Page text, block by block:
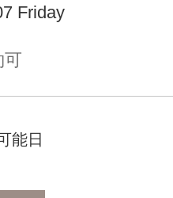
Friday
可
能日